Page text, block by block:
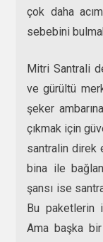
çok daha
sebebini
Mitri Santrali
ve gürültü
şeker
çıkmak için
santralin direk
bina ile
şansı ise
Bu paketlerin
Ama başka